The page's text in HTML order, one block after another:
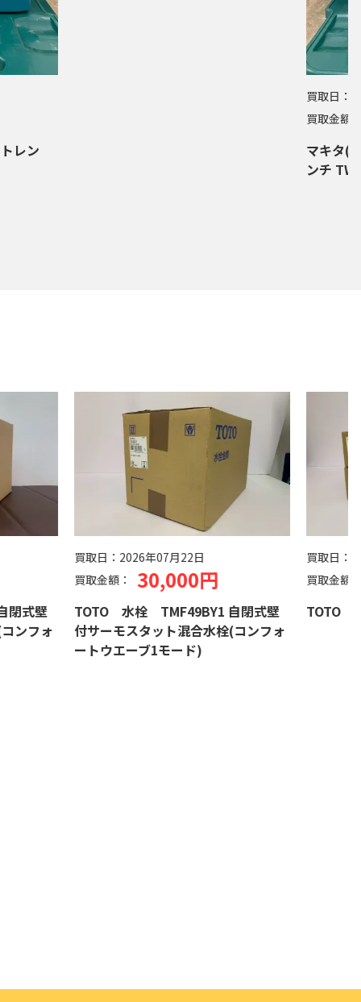
レン
買取日：
買取金額
マキタ
ンチ
閉式壁
ンフォ
買取日： 2026年07月22日
買取金額：
30,000円
TOTO 水栓 TMF49BY1 自閉式壁
付サーモスタット混合水栓(コンフォ
ートウエーブ1モード)
買取日：
買取金額
TOTO